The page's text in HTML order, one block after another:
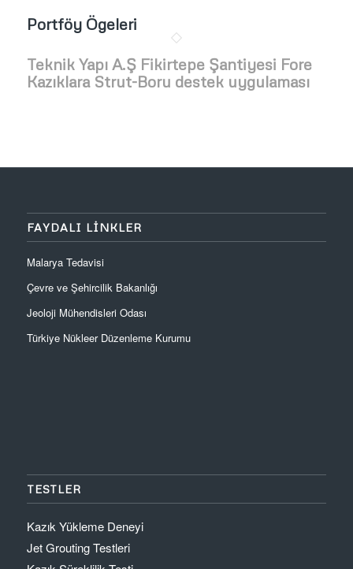
Portföy Ögeleri
Teknik Yapı A.Ş Fikirtepe Şantiyesi Fore
Kazıklara Strut-Boru destek uygulaması
FAYDALI LINKLER
Malarya Tedavisi
Çevre ve Şehircilik Bakanlığı
Jeoloji Mühendisleri Odası
Türkiye Nükleer Düzenleme Kurumu
TESTLER
Kazık Yükleme Deneyi
Jet Grouting Testleri